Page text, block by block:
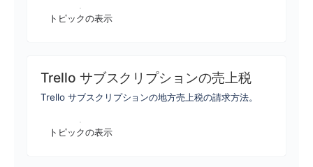
トピックの表示
Trello サブスクリプションの売上税
Trello サブスクリプションの地方売上税の請求方法。
トピックの表示